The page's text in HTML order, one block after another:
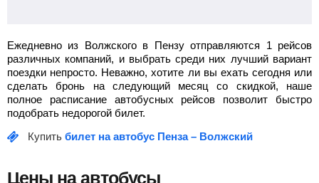
Ежедневно из Волжского в Пензу отправляются 1 рейсов
различных компаний, и выбрать среди них лучший вариант
поездки непросто. Неважно, хотите ли вы ехать сегодня или
сделать бронь на следующий месяц со скидкой, наше
полное расписание автобусных рейсов позволит быстро
подобрать недорогой билет.
Купить билет на автобус Пенза – Волжский
Цены на автобусы